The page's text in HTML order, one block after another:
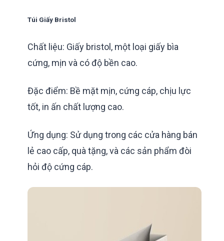
Túi Giấy Bristol
Chất liệu: Giấy bristol, một loại giấy bìa
cứng, mịn và có độ bền cao.
Đặc điểm: Bề mặt mịn, cứng cáp, chịu lực
tốt, in ấn chất lượng cao.
Ứng dụng: Sử dụng trong các cửa hàng bán
lẻ cao cấp, quà tặng, và các sản phẩm đòi
hỏi độ cứng cáp.